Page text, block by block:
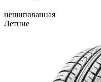
нешипованная
Летние